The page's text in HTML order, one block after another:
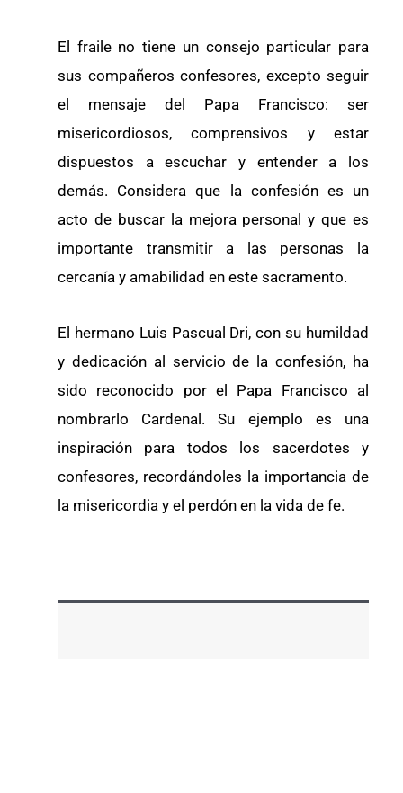
El fraile no tiene un consejo particular para
sus compañeros confesores, excepto seguir
el mensaje del Papa Francisco: ser
misericordiosos, comprensivos y estar
dispuestos a escuchar y entender a los
demás. Considera que la confesión es un
acto de buscar la mejora personal y que es
importante transmitir a las personas la
cercanía y amabilidad en este sacramento.
El hermano Luis Pascual Dri, con su humildad
y dedicación al servicio de la confesión, ha
sido reconocido por el Papa Francisco al
nombrarlo Cardenal. Su ejemplo es una
inspiración para todos los sacerdotes y
confesores, recordándoles la importancia de
la misericordia y el perdón en la vida de fe.